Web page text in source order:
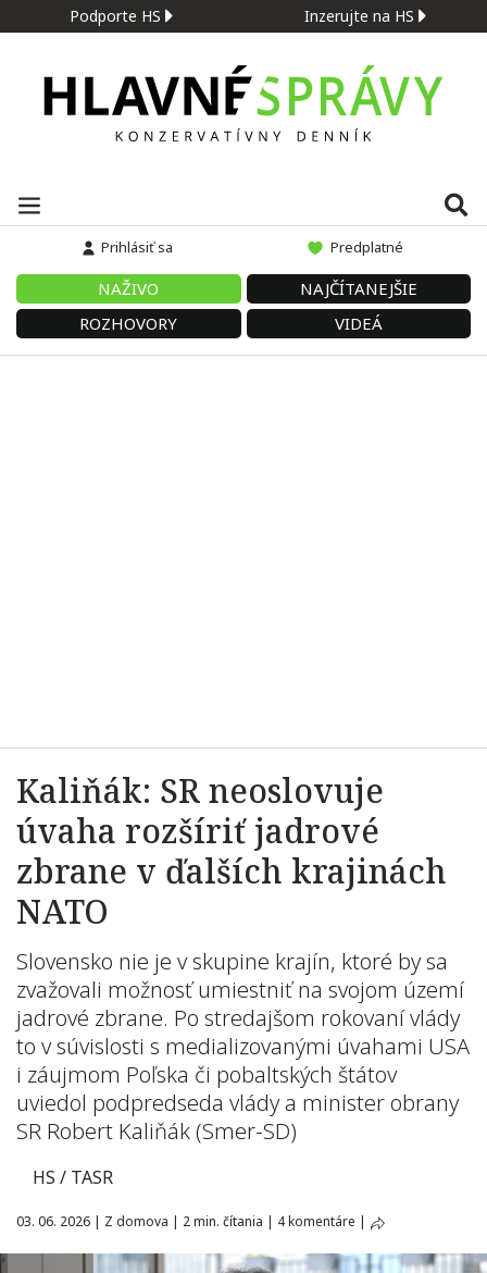
Podporte HS Inzerujte na HS
Prihlásiť sa Predplatné
NAŽIVO
NAJČÍTANEJŠIE
ROZHOVORY
VIDEÁ
Kaliňák: SR neoslovuje
úvaha rozšíriť jadrové
zbrane v ďalších krajinách
NATO
Slovensko nie je v skupine krajín, ktoré by sa
zvažovali možnosť umiestniť na svojom území
jadrové zbrane. Po stredajšom rokovaní vlády
to v súvislosti s medializovanými úvahami USA
i záujmom Poľska či pobaltských štátov
uviedol podpredseda vlády a minister obrany
SR Robert Kaliňák (Smer-SD)
HS / TASR
03. 06. 2026 | Z domova | 2 min. čítania | 4 komentáre |